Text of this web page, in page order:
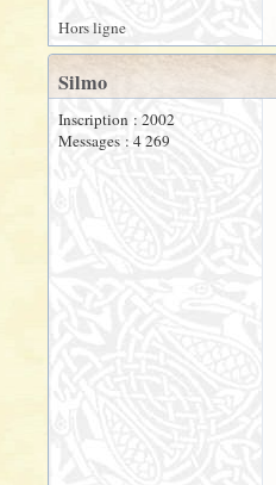
Hors ligne
Silmo
Inscription : 2002
Messages : 4 269